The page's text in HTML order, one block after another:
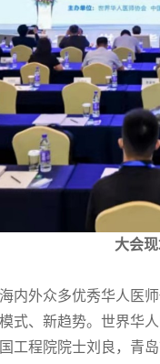
大会
内外众多优秀华人医
式、新趋势。世界华
工程院院士刘良，青